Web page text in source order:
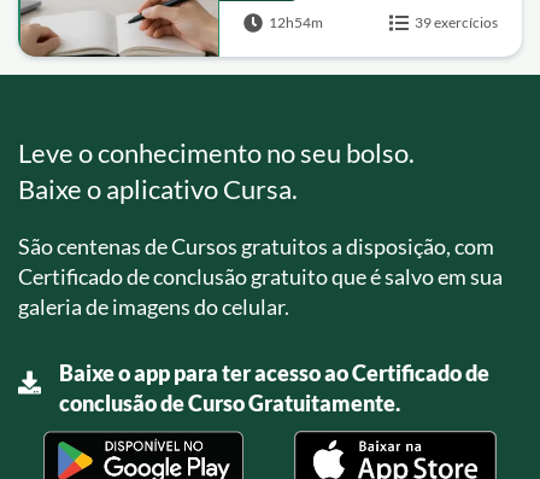
12h54m 39 exercícios
Leve o conhecimento no seu bolso.
Baixe o aplicativo Cursa.
São centenas de Cursos gratuitos a disposição, com
Certificado de conclusão gratuito que é salvo em sua
galeria de imagens do celular.
Baixe o app para ter acesso ao Certificado de
conclusão de Curso Gratuitamente.